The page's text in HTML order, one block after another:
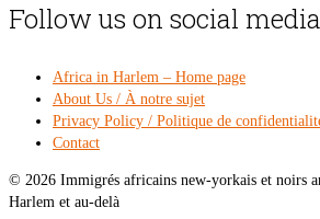
Follow us on social media
Africa in Harlem – Home page
About Us / À notre sujet
Privacy Policy / Politique de
Contact
© 2026 Immigrés africains new-yorkais et noirs
Harlem et au-delà